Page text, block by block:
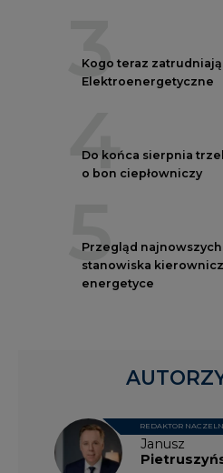
3
Kogo teraz
Elektroenergetyczne
4
Do końca sierpnia
o bon ciepłowniczy
5
Przegląd
stanowiska
energetyce
Janusz
REDAKTOR